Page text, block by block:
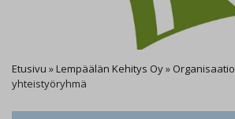
Etusivu »Lempäälän Kehitys Oy» Organisaatio
yhteistyöryhmä